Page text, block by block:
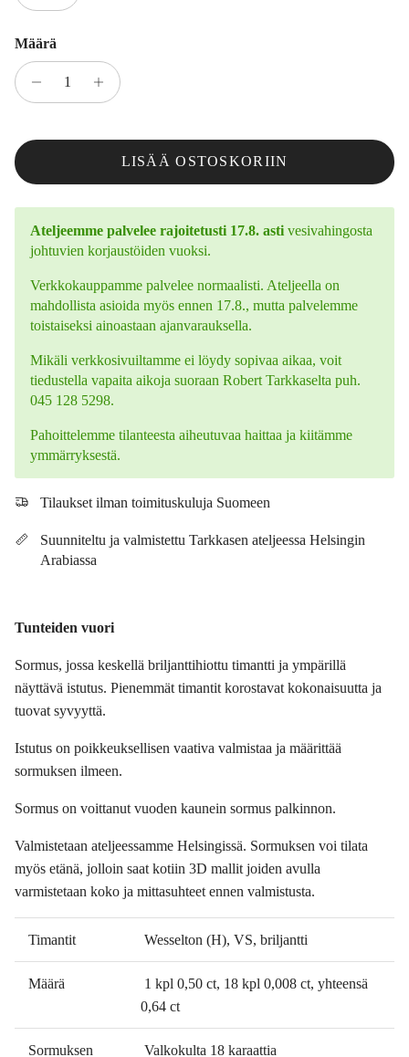
Määrä
LISÄÄ OSTOSKORIIN
Ateljeemme palvelee rajoitetusti 17.8. asti vesivahingosta
johtuvien korjaustöiden vuoksi.
Verkkokauppamme palvelee normaalisti. Ateljeella on
mahdollista asioida myös ennen 17.8., mutta palvelemme
toistaiseksi ainoastaan ajanvarauksella.
Mikäli verkkosivuiltamme ei löydy sopivaa aikaa, voit
tiedustella vapaita aikoja suoraan Robert Tarkkaselta puh.
045 128 5298.
Pahoittelemme tilanteesta aiheutuvaa haittaa ja kiitämme
ymmärryksestä.
Tilaukset ilman toimituskuluja Suomeen
Suunniteltu ja valmistettu Tarkkasen ateljeessa Helsingin
Arabiassa
Tunteiden vuori
Sormus, jossa keskellä briljanttihiottu timantti ja ympärillä
näyttävä istutus. Pienemmät timantit korostavat kokonaisuutta ja
tuovat syvyyttä.
Istutus on poikkeuksellisen vaativa valmistaa ja määrittää
sormuksen ilmeen.
Sormus on voittanut vuoden kaunein sormus palkinnon.
Valmistetaan ateljeessamme Helsingissä. Sormuksen voi tilata
myös etänä, jolloin saat kotiin 3D mallit joiden avulla
varmistetaan koko ja mittasuhteet ennen valmistusta.
Timantit Wesselton (H), VS, briljantti
Määrä
1 kpl 0,50 ct, 18 kpl 0,008 ct, yhteensä
0,64 ct
Sormuksen Valkokulta 18 karaattia